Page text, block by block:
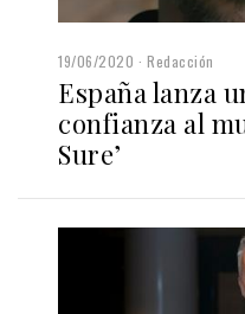
19/06/2020 Redacción
España lanza
confianza al
Sure’